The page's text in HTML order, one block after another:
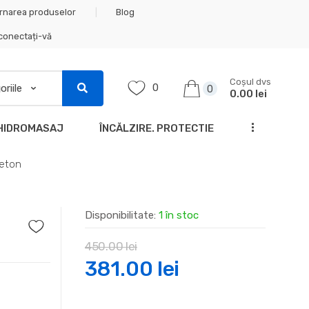
produselor Blog
vă
0 0
Coșul dvs
0.00 lei
ÎNCĂLZIRE. PROTECTIE ...
Disponibilitate: 1 în stoc
450.00lei
Prețul
381.00 lei